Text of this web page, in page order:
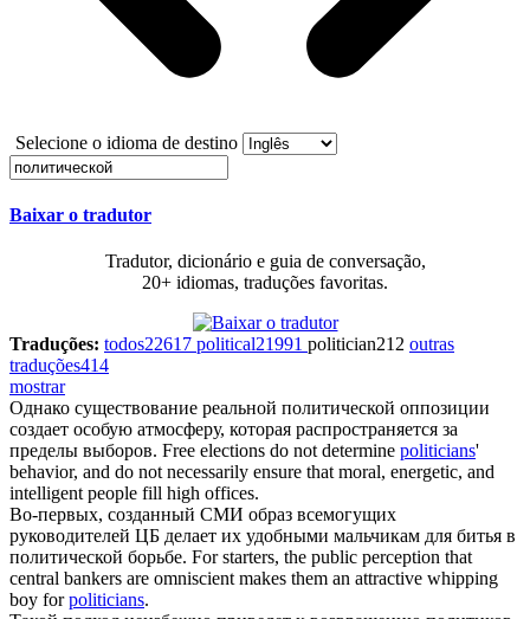
Selecione o idioma de destino
Baixar o tradutor
Tradutor, dicionário e guia de conversação,
20+ idiomas, traduções favoritas.
Traduções: todos22617 political21991 politician212 outras
traduções414
mostrar
Однако существование реальной политической оппозиции
создает особую атмосферу, которая распространяется за
пределы выборов. Free elections do not determine politicians'
behavior, and do not necessarily ensure that moral, energetic, and
intelligent people fill high offices.
Во-первых, созданный СМИ образ всемогущих
руководителей ЦБ делает их удобными мальчикам для битья в
политической борьбе. For starters, the public perception that
central bankers are omniscient makes them an attractive whipping
boy forpoliticians.